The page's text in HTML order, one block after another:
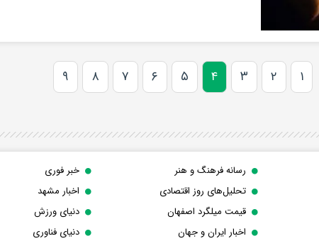
۱ ۲ ۳ ۴ ۵ ۶ ۷ ۸ ۹
رسانه فرهنگ و هنر
خبر فوری
تحلیل‌های روز اقتصادی
اخبار مشهد
قیمت میلگرد اصفهان
دنیای ورزش
اخبار ایران و جهان
دنیای فناوری